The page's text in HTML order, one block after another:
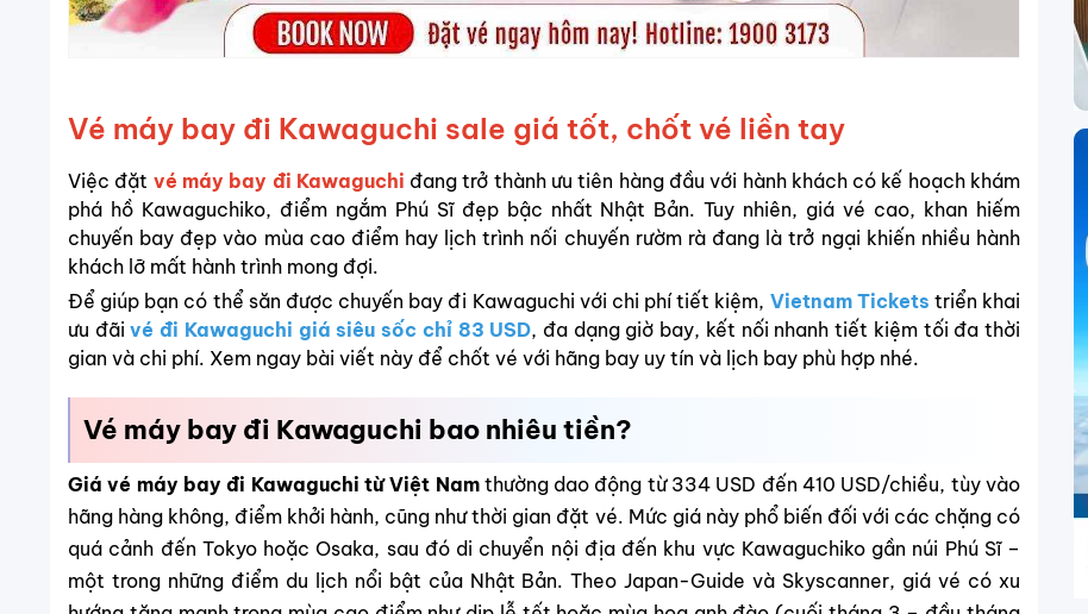
Vé máy bay đi Kawaguchi sale giá tốt, chốt vé liền tay
Việc đặt vé máy bay đi Kawaguchi đang trở thành ưu tiên hàng đầu với hành khách có kế hoạch khám
phá hồ Kawaguchiko, điểm ngắm Phú Sĩ đẹp bậc nhất Nhật Bản. Tuy nhiên, giá vé cao, khan hiếm
chuyến bay đẹp vào mùa cao điểm hay lịch trình nối chuyến rườm rà đang là trở ngại khiến nhiều hành
khách lỡ mất hành trình mong đợi.
Để giúp bạn có thể săn được chuyến bay đi Kawaguchi với chi phí tiết kiệm, Vietnam Tickets triển khai
ưu đãivé đi Kawaguchi giá siêu sốc chỉ 83 USD, đa dạng giờ bay, kết nối nhanh tiết kiệm tối đa thời
gian và chi phí. Xem ngay bài viết này để chốt vé với hãng bay uy tín và lịch bay phù hợp nhé.
Vé máy bay đi Kawaguchi bao nhiêu tiền?
Giá vé máy bay đi Kawaguchi từ Việt Nam thường dao động từ 334 USD đến 410 USD/chiều, tùy vào
hãng hàng không, điểm khởi hành, cũng như thời gian đặt vé. Mức giá này phổ biến đối với các chặng có
quá cảnh đến Tokyo hoặc Osaka, sau đó di chuyển nội địa đến khu vực Kawaguchiko gần núi Phú Sĩ –
một trong những điểm du lịch nổi bật của Nhật Bản. Theo Japan-Guide và Skyscanner, giá vé có xu